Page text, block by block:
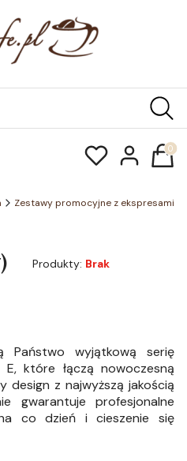
Zestawy promocyjne z ekspresami
Produkty: Brak
Państwo wyjątkową serię
które łączą nowoczesną
design z najwyższą jakością
gwarantuje profesjonalne
co dzień i cieszenie się